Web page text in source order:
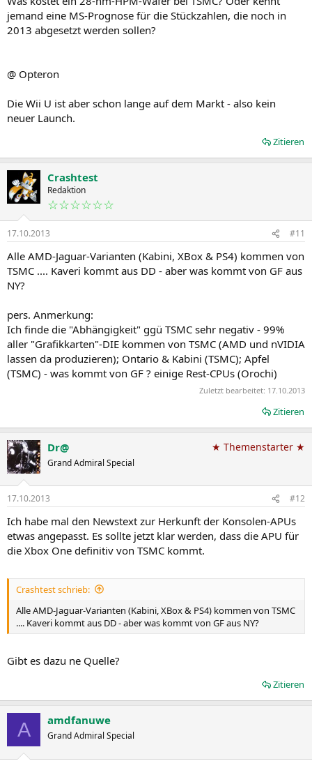
jemand eine MS-Prognose für die Stückzahlen, die noch in
2013 abgesetzt werden sollen?
@ Opteron
Die Wii U ist aber schon lange auf dem Markt - also kein
neuer Launch.
Zitieren
Crashtest
Redaktion
☆☆☆☆☆☆
17.10.2013 #11
Alle AMD-Jaguar-Varianten (Kabini, XBox & PS4) kommen von
TSMC .... Kaveri kommt aus DD - aber was kommt von GF aus
NY?
pers. Anmerkung:
Ich finde die "Abhängigkeit" ggü TSMC sehr negativ - 99%
aller "Grafikkarten"-DIE kommen von TSMC (AMD und nVIDIA
lassen da produzieren); Ontario & Kabini (TSMC); Apfel
(TSMC) - was kommt von GF ? einige Rest-CPUs (Orochi)
Zuletzt bearbeitet: 17.10.2013
Zitieren
Dr@
Grand Admiral Special
★ Themenstarter ★
17.10.2013 #12
Ich habe mal den Newstext zur Herkunft der Konsolen-APUs
etwas angepasst. Es sollte jetzt klar werden, dass die APU für
die Xbox One definitiv von TSMC kommt.
Crashtest schrieb:
Alle AMD-Jaguar-Varianten (Kabini, XBox & PS4) kommen von TSMC
.... Kaveri kommt aus DD - aber was kommt von GF aus NY?
Gibt es dazu ne Quelle?
Zitieren
A amdfanuwe
Grand Admiral Special